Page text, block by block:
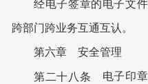
经电子签章的电子文
跨部门跨业务互通互认。
第六章 安全管理
第二十八条 电子印章